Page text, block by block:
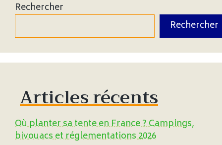
Rechercher
Rechercher
Articles récents
Où planter sa tente en France ? Campings,
bivouacs et réglementations 2026